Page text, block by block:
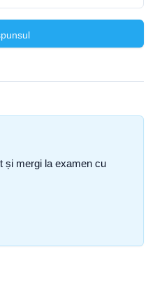
și mergi la examen cu